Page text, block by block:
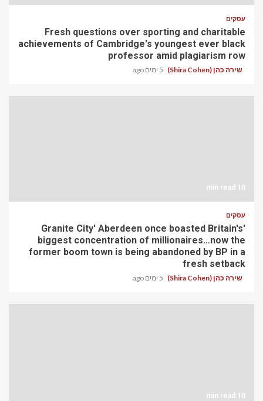
עסקים
Fresh questions over sporting and charitable
achievements of Cambridge's youngest ever black
professor amid plagiarism row
שירה כהן (Shira Cohen) 5 ימים ago
10 min read
עסקים
'Granite City' Aberdeen once boasted Britain's
biggest concentration of millionaires…now the
former boom town is being abandoned by BP in a
fresh setback
שירה כהן (Shira Cohen) 5 ימים ago
10 min read